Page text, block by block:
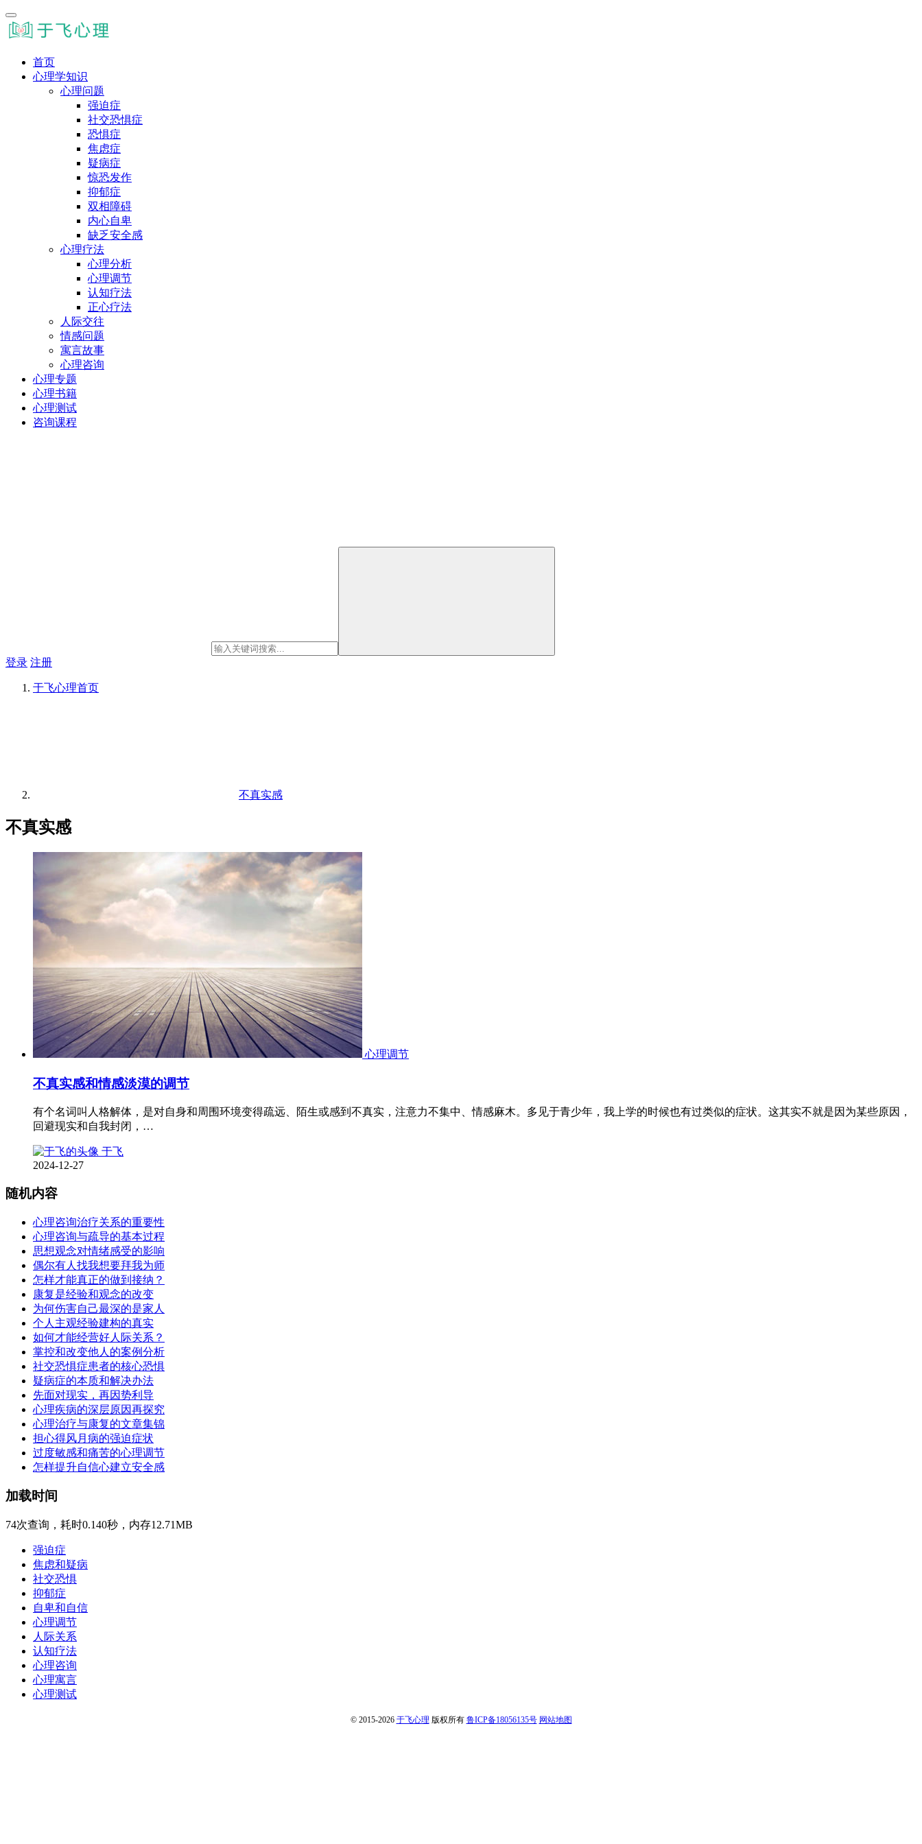
首页
心理学知识
心理问题
强迫症
社交恐惧症
恐惧症
焦虑症
疑病症
惊恐发作
抑郁症
双相障碍
内心自卑
缺乏安全感
心理疗法
心理分析
心理调节
认知疗法
正心疗法
人际交往
情感问题
寓言故事
心理咨询
心理专题
心理书籍
心理测试
咨询课程
登录 注册
于飞心理首页
不真实感
不真实感
心理调节
不真实感和情感淡漠的调节
有个名词叫人格解体，是对自身和周围环境变得疏远、陌生或感到不真实，注意力不集中、情感麻木。多见于青少年，我上学的时候也有过类似的症状。这其实不就是因为某些原因，
回避现实和自我封闭，…
于飞
2024-12-27
随机内容
心理咨询治疗关系的重要性
心理咨询与疏导的基本过程
思想观念对情绪感受的影响
偶尔有人找我想要拜我为师
怎样才能真正的做到接纳？
康复是经验和观念的改变
为何伤害自己最深的是家人
个人主观经验建构的真实
如何才能经营好人际关系？
掌控和改变他人的案例分析
社交恐惧症患者的核心恐惧
疑病症的本质和解决办法
先面对现实，再因势利导
心理疾病的深层原因再探究
心理治疗与康复的文章集锦
担心得风月病的强迫症状
过度敏感和痛苦的心理调节
怎样提升自信心建立安全感
加载时间
74次查询，耗时0.140秒，内存12.71MB
强迫症
焦虑和疑病
社交恐惧
抑郁症
自卑和自信
心理调节
人际关系
认知疗法
心理咨询
心理寓言
心理测试
© 2015-2026 于飞心理 版权所有 鲁ICP备18056135号 网站地图